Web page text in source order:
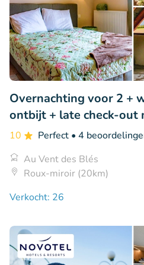
Overnachting voor 2 +
ontbijt + late check-out
10 Perfect • 4
Au Vent des Blés
Roux-miroir (20km)
Verkocht: 26